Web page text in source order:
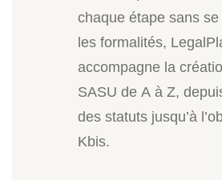
chaque étape sans
les formalités,
accompagne la
SASU de A à Z,
des statuts jusqu’à
Kbis.